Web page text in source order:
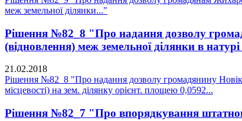
меж земельної ділянки..."
Рішення №82_8 "Про надання дозволу
(відновлення) меж земельної ділянки в
21.02.2018
Рішення №82_8 "Про надання дозволу громадянину
місцевості) на зем. ділянку орієнт. площею 0,0592...
Рішення №82_7 "Про впорядкування